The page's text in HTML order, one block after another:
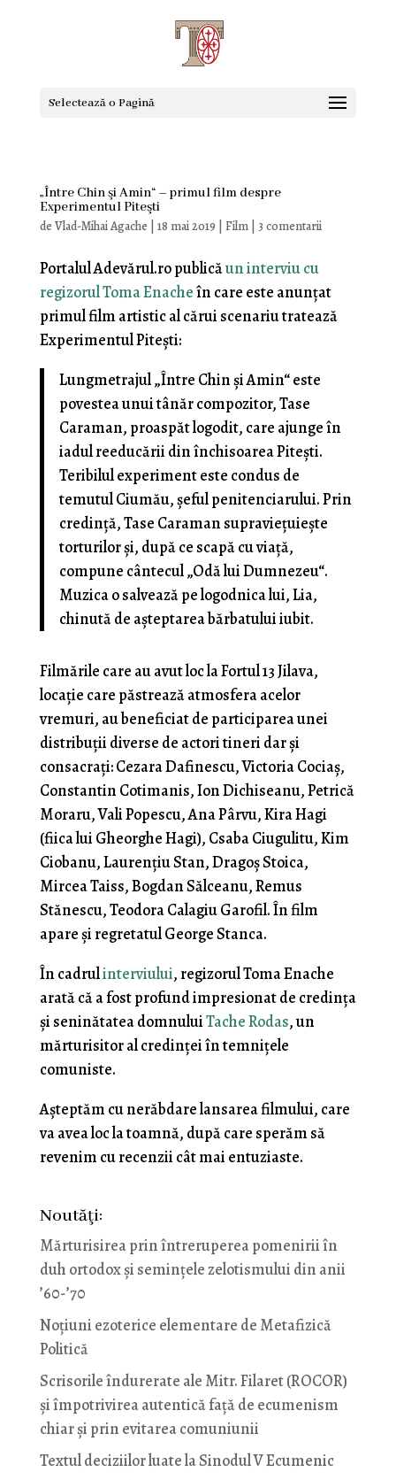
Selectează o Pagină
„Între Chin şi Amin“ – primul film despre
Experimentul Piteşti
de Vlad-Mihai Agache 18 mai 2019 Film| 3 comentarii
Portalul Adevărul.ro publicăun interviu cu
regizorul Toma Enacheîn care este anunţat
primul film artistic al cărui scenariu tratează
Experimentul Piteşti:
Lungmetrajul „Între Chin şi Amin“ este
povestea unui tânăr compozitor, Tase
Caraman, proaspăt logodit, care ajunge în
iadul reeducării din închisoarea Piteşti.
Teribilul experiment este condus de
temutul Ciumău, şeful penitenciarului. Prin
credinţă, Tase Caraman supravieţuieşte
torturilor şi, după ce scapă cu viaţă,
compune cântecul „Odă lui Dumnezeu“.
Muzica o salvează pe logodnica lui, Lia,
chinută de aşteptarea bărbatului iubit.
Filmările care au avut loc la Fortul 13 Jilava,
locaţie care păstrează atmosfera acelor
vremuri, au beneficiat de participarea unei
distribuţii diverse de actori tineri dar şi
consacraţi: Cezara Dafinescu, Victoria Cociaş,
Constantin Cotimanis, Ion Dichiseanu, Petrică
Moraru, Vali Popescu, Ana Pârvu, Kira Hagi
(fiica lui Gheorghe Hagi), Csaba Ciugulitu, Kim
Ciobanu, Laurenţiu Stan, Dragoş Stoica,
Mircea Taiss, Bogdan Sălceanu, Remus
Stănescu, Teodora Calagiu Garofil. În film
apare şi regretatul George Stanca.
În cadrulinterviului, regizorul Toma Enache
arată că a fost profund impresionat de credinţa
şi seninătatea domnuluiTache Rodas, un
mărturisitor al credinţei în temniţele
comuniste.
Aşteptăm cu nerăbdare lansarea filmului, care
va avea loc la toamnă, după care sperăm să
revenim cu recenzii cât mai entuziaste.
Noutăţi:
Mărturisirea prin întreruperea pomenirii în
duh ortodox și semințele zelotismului din anii
’60-’70
Noţiuni ezoterice elementare de Metafizică
Politică
Scrisorile îndurerate ale Mitr. Filaret (ROCOR)
și împotrivirea autentică față de ecumenism
chiar și prin evitarea comuniunii
Textul deciziilor luate la Sinodul V Ecumenic